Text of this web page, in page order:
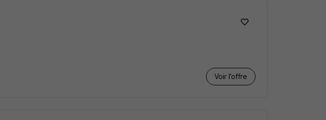
Voir l’offre